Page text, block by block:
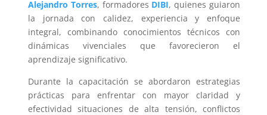
Alejandro Torres, formadores DIBI, quienes guiaron
la jornada con calidez, experiencia y enfoque
integral, combinando conocimientos técnicos con
dinámicas vivenciales que favorecieron el
aprendizaje significativo.
Durante la capacitación se abordaron estrategias
prácticas para enfrentar con mayor claridad y
efectividad situaciones de alta tensión, conflictos